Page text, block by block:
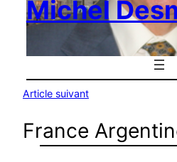
Michel
Article suivant
France